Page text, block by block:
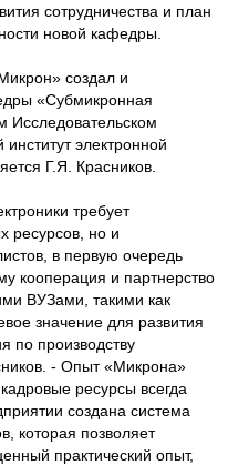
сотрудничества и план
новой кафедры.
создал и
«Субмикронная
Исследовательском
электронной
Г.Я. Красников.
требует
ресурсов, но и
в первую очередь
кооперация и партнерство
ВУЗами, такими как
значение для развития
по производству
- Опыт «Микрона»
ресурсы всегда
создана система
которая позволяет
практический опыт,